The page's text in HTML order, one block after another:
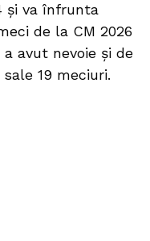
și va înfrunta
de la CM 2026
avut nevoie și de
19 meciuri.